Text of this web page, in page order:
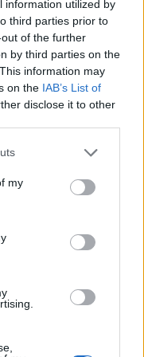
information utilized by
third parties prior to
of the further
by third parties on the
information may
on the IAB’s List of
disclose it to other
my
Thread
событий, которые
в формате CET (UTC+1).
In forum:
в формате CET (UTC+1).
In forum:
событий, которые
в формате CET (UTC+1).
в формате CEST (UTC+2).